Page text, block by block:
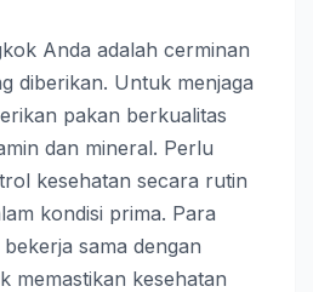
Anda adalah cerminan
diberikan. Untuk menjaga
pakan berkualitas
dan mineral. Perlu
kesehatan secara rutin
kondisi prima. Para
sama dengan
memastikan kesehatan